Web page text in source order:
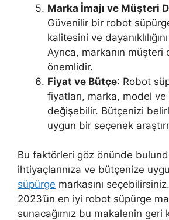
Marka İmajı ve Müşteri
Güvenilir bir robot
kalitesini ve
Ayrıca, markanın
önemlidir.
Fiyat ve Bütçe: Robot
fiyatları, marka, model
değişebilir. Bütçenizi
uygun bir seçenek
Bu faktörleri göz önünde
ihtiyaçlarınıza ve bütçenize
süpürge markasını
2023’ün en iyi robot süpürge
sunacağımız bu makalenin geri